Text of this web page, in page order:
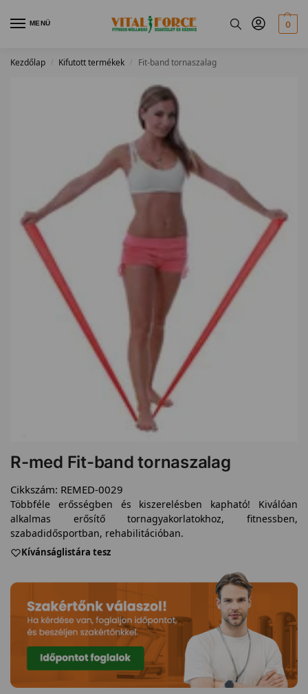
MENÜ 0
Kezdőlap / Kifutott termékek / Fit-band tornaszalag
R-med Fit-band tornaszalag
Cikkszám: REMED-0029
Többféle erősségben és kiszerelésben kapható! Kiválóan
alkalmas erősítő tornagyakorlatokhoz, fitnessben,
szabadidősportban, rehabilitációban.
Kívánságlistára tesz